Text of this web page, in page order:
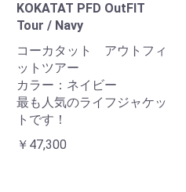
KOKATAT PFD OutFIT
Tour / Navy
コーカタット アウトフィ
ットツアー
カラー：ネイビー
最も人気のライフジャケッ
トです！
￥47,300